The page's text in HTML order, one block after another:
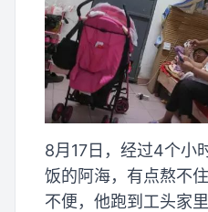
8月17日，经过4个小
饭的阿海，有点熬不
不便，他跑到工头家